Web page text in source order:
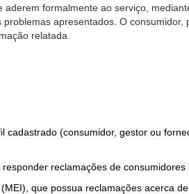
formalmente ao serviço,
apresentados. O
relatada.
(consumidor, gestor ou
reclamações de consumidores
que possua reclamações acerca